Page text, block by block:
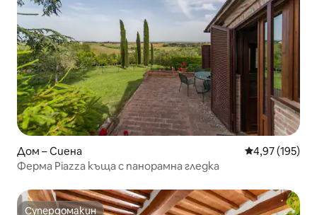
Дом – Сиена Средна
4,97 (195)
Ферма Piazza къща с панорамна гледка
Супердомакин